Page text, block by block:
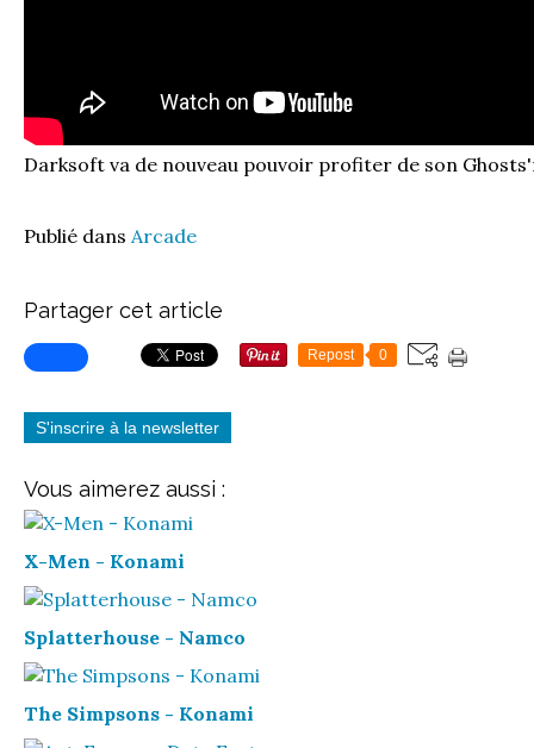
Darksoft va de nouveau pouvoir profiter de son
Publié dans Arcade
Partager cet article
Repost 0
S'inscrire à la newsletter
Vous aimerez aussi :
X-Men - Konami
Splatterhouse - Namco
The Simpsons - Konami